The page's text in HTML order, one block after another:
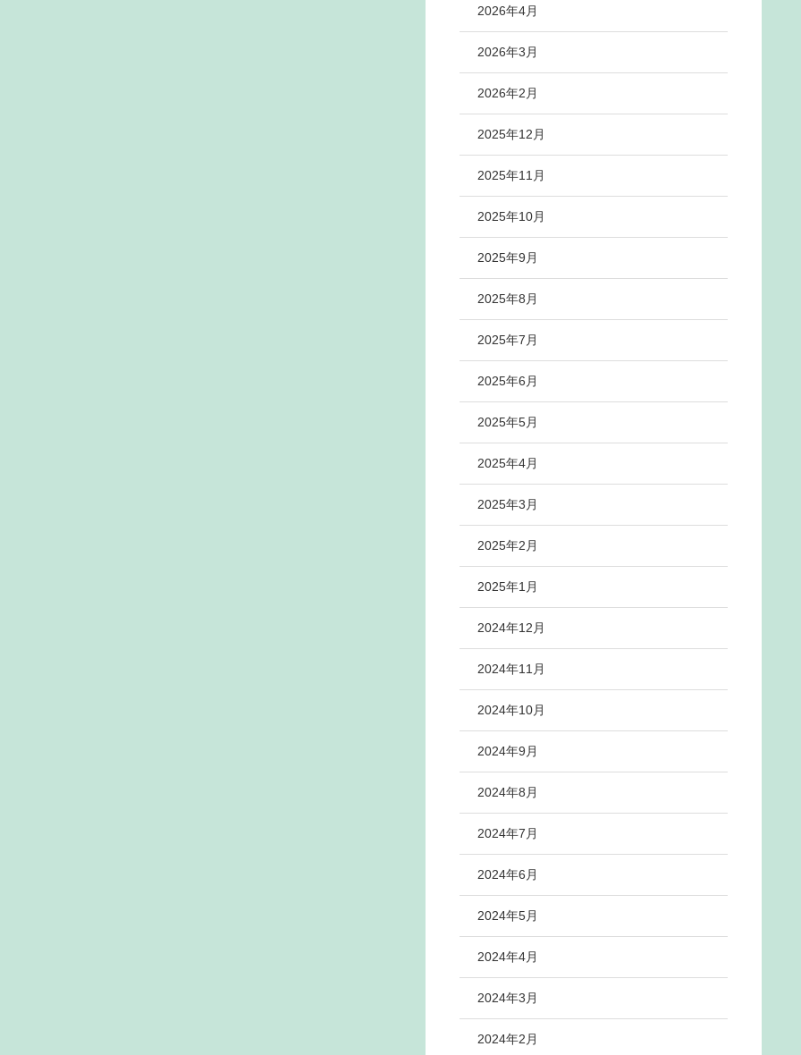
2026年4月
2026年3月
2026年2月
2025年12月
2025年11月
2025年10月
2025年9月
2025年8月
2025年7月
2025年6月
2025年5月
2025年4月
2025年3月
2025年2月
2025年1月
2024年12月
2024年11月
2024年10月
2024年9月
2024年8月
2024年7月
2024年6月
2024年5月
2024年4月
2024年3月
2024年2月